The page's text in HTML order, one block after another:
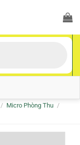
/ Micro Phòng Thu /